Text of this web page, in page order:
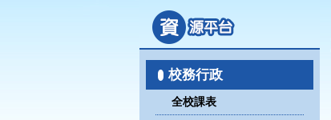
校務行政
全校課表